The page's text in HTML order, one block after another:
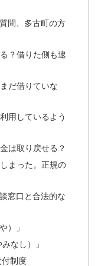
問、多古町の方
？借りた側も逮
だ借りていな
用しているよう
は取り戻せる？
まった。正規の
窓口と合法的な
）」
なし）」
制度